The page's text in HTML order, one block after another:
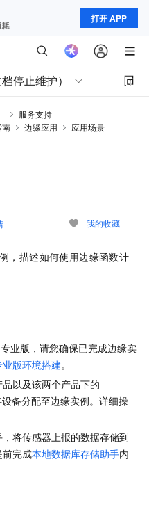
打开 APP
停止维护）
服务支持
南 边缘应用
应用场景
我的收藏
，描述如何使用边缘函数计
专业版，请您确保已完成边缘实
业版环境搭建。
以及该两个产品下的
备分配至边缘实例。详细操
将传感器上报的数据存储到
前完成本地数据库存储助手内